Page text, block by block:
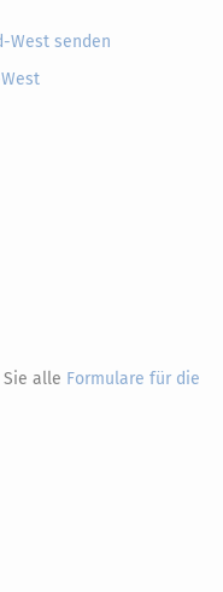
West senden
alle Formulare für die